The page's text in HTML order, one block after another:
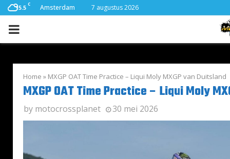
15.5 C Amsterdam 7 augustus 2026
PRIMARY
Home » MXGP OAT Time Practice – Liqui Moly MXGP van Duitsland
MXGP OAT Time Practice – Liqui Moly
by motocrossplanet 30 mei 2026